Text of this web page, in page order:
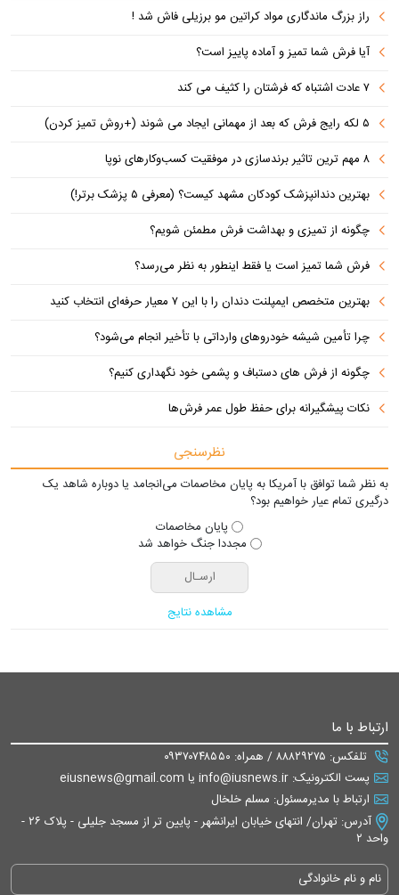
راز بزرگ ماندگاری مواد کراتین مو برزیلی فاش شد !
آیا فرش شما تمیز و آماده پاییز است؟
۷ عادت اشتباه که فرشتان را کثیف می کند
۵ لکه رایج فرش که بعد از مهمانی ایجاد می شوند (+روش تمیز کردن)
۸ مهم ترین تاثیر برندسازی در موفقیت کسب‌وکارهای نوپا
بهترین دندانپزشک کودکان مشهد کیست؟ (معرفی ۵ پزشک برتر!)
چگونه از تمیزی و بهداشت فرش مطمئن شویم؟
فرش شما تمیز است یا فقط اینطور به نظر می‌رسد؟
بهترین متخصص ایمپلنت دندان را با این ۷ معیار حرفه‌ای انتخاب کنید
چرا تأمین شیشه خودروهای وارداتی با تأخیر انجام می‌شود؟
چگونه از فرش های دستباف و پشمی خود نگهداری کنیم؟
نکات پیشگیرانه برای حفظ طول عمر فرش‌ها
نظرسنجی
به نظر شما توافق با آمریکا به پایان مخاصمات می‌انجامد یا دوباره شاهد یک
درگیری تمام عیار خواهیم بود؟
پایان مخاصمات
مجددا جنگ خواهد شد
مشاهده نتایج
ارتباط با ما
تلفکس: ۸۸۸۲۹۲۷۵ / همراه: ۰۹۳۷۰۷۴۸۵۵۰
پست الکترونیک: info@iusnews.ir یا eiusnews@gmail.com
ارتباط با مدیرمسئول: مسلم خلخال
آدرس: تهران/ انتهای خیابان ایرانشهر - پایین تر از مسجد جلیلی - پلاک ۲۶ -
واحد ۲